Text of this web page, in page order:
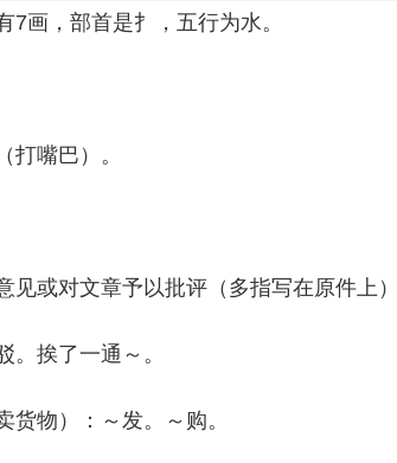
7画，部首是扌，五行为水。
打嘴巴）。
见或对文章予以批评（多指写在原件上
。挨了一通～。
货物）：～发。～购。